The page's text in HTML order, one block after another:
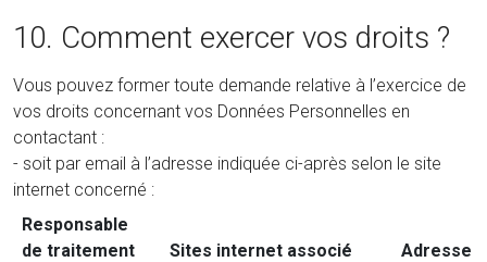
10. Comment exercer vos droits ?
Vous pouvez former toute demande relative à l’exercice de
vos droits concernant vos Données Personnelles en
contactant :
- soit par email à l’adresse indiquée ci-après selon le site
internet concerné :
Responsable
de traitement
Sites internet associé Adresse